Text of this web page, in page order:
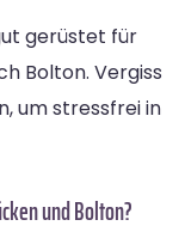
gerüstet für
Bolton. Vergiss
um stressfrei in
und Bolton?